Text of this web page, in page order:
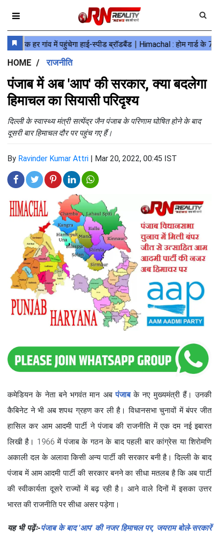
HOME राजनीति
पंजाब में अब 'आप' की सरकार, क्या बदलेगा
हिमाचल का सियासी परिदृश्य
दिल्ली के स्वास्थ्य मंत्री सत्येंद्र जैन पंजाब के परिणाम घोषित होने के बाद
दूसरी बार हिमाचल दौर पर पहुंच गए हैं।
By Ravinder Kumar Attri | Mar 20, 2022, 00:45 IST
कमेडियन के नेता बने भगवंत मान अबपंजाबके नए मुख्यमंत्री हैं। उनकी
कैबिनेट ने भी अब शपथ ग्रहण कर ली है। विधानसभा चुनावों में बंपर जीत
हासिल कर आम आदमी पार्टी ने पंजाब की राजनीति में एक दम नई इबारत
लिखी है। 1966 में पंजाब के गठन के बाद पहली बार कांग्रेस या शिरोमणि
अकाली दल के अलावा किसी अन्य पार्टी की सरकार बनी है। दिल्ली के बाद
पंजाब में आम आदमी पार्टी की सरकार बनने का सीधा मतलब है कि अब पार्टी
की स्वीकार्यता दूसरे राज्यों में बढ़ रही है। आने वाले दिनों में इसका उत्तर
भारत की राजनीति पर सीधा असर पड़ेगा।
यह भी पढ़ेंः-पंजाब के बाद 'आप' की नजर हिमाचल पर, जयराम बोले-सरकारें